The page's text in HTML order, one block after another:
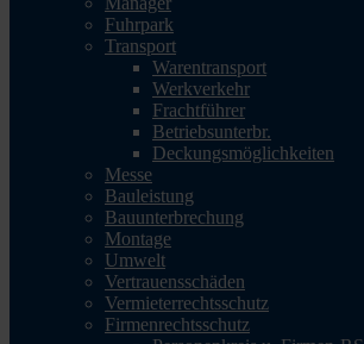
Fuhrpark
Transport
Warentransport
Werkverkehr
Frachtführer
Betriebsunterbr.
Deckungsmöglichkeiten
Messe
Bauleistung
Bauunterbrechung
Montage
Umwelt
Vertrauensschäden
Vermieterrechtsschutz
Firmenrechtsschutz